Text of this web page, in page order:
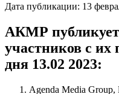
Дата публикации: 13
АКМР публикует
участников с их
дня 13.02 2023:
Agenda Media